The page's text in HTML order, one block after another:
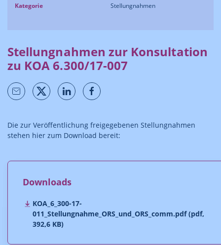
Kategorie
Stellungnahmen
Stellungnahmen zur Konsultation
zu KOA 6.300/17-007
Die zur Veröffentlichung freigegebenen Stellungnahmen
stehen hier zum Download bereit:
Downloads
KOA_6_300-17-
011_Stellungnahme_ORS_und_ORS_comm.pdf (pdf,
392,6 KB)